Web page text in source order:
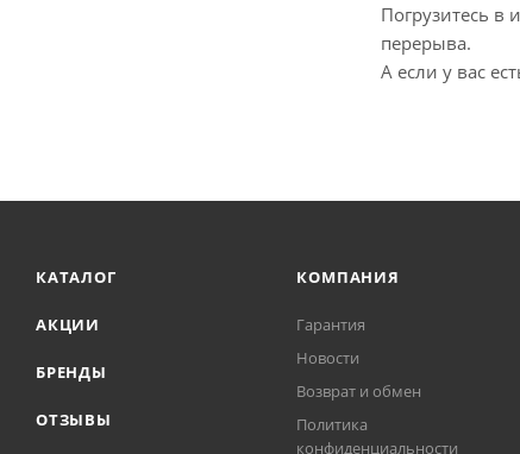
Погрузитесь в
перерыва.
А если у вас
КАТАЛОГ
АКЦИИ
БРЕНДЫ
ОТЗЫВЫ
КОМПАНИЯ
Гарантия
Новости
Возврат и обмен
Политика
конфиденциальности